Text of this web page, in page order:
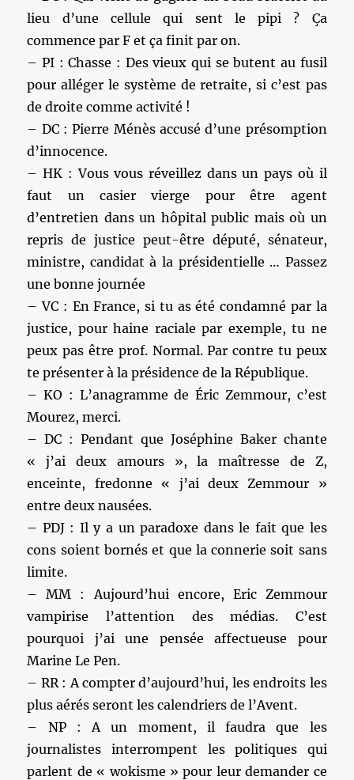
lieu d’une cellule qui sent le pipi ? Ça
commence par F et ça finit par on.
– PI : Chasse : Des vieux qui se butent au fusil
pour alléger le système de retraite, si c’est pas
de droite comme activité !
– DC : Pierre Ménès accusé d’une présomption
d’innocence.
– HK : Vous vous réveillez dans un pays où il
faut un casier vierge pour être agent
d’entretien dans un hôpital public mais où un
repris de justice peut-être député, sénateur,
ministre, candidat à la présidentielle … Passez
une bonne journée
– VC : En France, si tu as été condamné par la
justice, pour haine raciale par exemple, tu ne
peux pas être prof. Normal. Par contre tu peux
te présenter à la présidence de la République.
– KO : L’anagramme de Éric Zemmour, c’est
Mourez, merci.
– DC : Pendant que Joséphine Baker chante
« j’ai deux amours », la maîtresse de Z,
enceinte, fredonne « j’ai deux Zemmour »
entre deux nausées.
– PDJ : Il y a un paradoxe dans le fait que les
cons soient bornés et que la connerie soit sans
limite.
– MM : Aujourd’hui encore, Eric Zemmour
vampirise l’attention des médias. C’est
pourquoi j’ai une pensée affectueuse pour
Marine Le Pen.
– RR : A compter d’aujourd’hui, les endroits les
plus aérés seront les calendriers de l’Avent.
– NP : A un moment, il faudra que les
journalistes interrompent les politiques qui
parlent de « wokisme » pour leur demander ce